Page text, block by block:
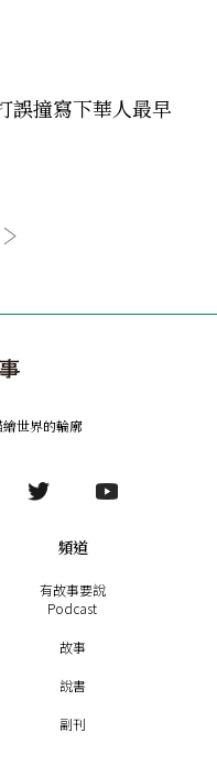
誤撞寫下華人最早
繪世界的輪廓
頻道
有故事要說
Podcast
故事
說書
副刊